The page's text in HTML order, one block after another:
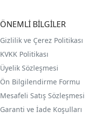
ÖNEMLİ BİLGİLER
Gizlilik ve Çerez Politikası
KVKK Politikası
Üyelik Sözleşmesi
Ön Bilgilendirme Formu
Mesafeli Satış Sözleşmesi
Garanti ve İade Koşulları